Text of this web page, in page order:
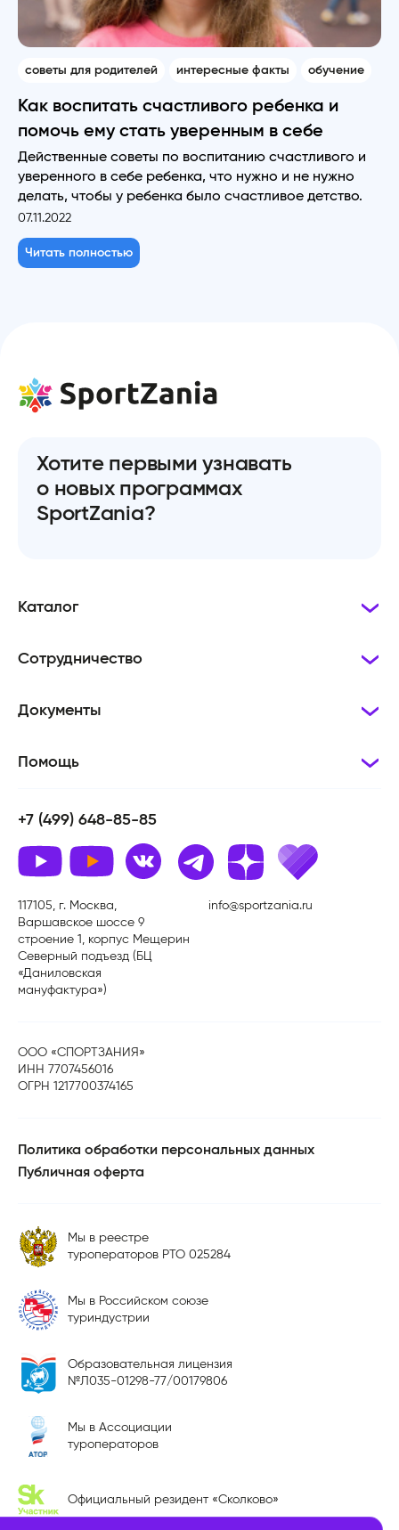
советы для родителей интересные факты обучение
Как воспитать счастливого ребенка и
помочь ему стать уверенным в себе
Действенные советы по воспитанию счастливого и
уверенного в себе ребенка, что нужно и не нужно
делать, чтобы у ребенка было счастливое детство.
07.11.2022
Читать полностью
Хотите первыми узнавать
о новых программах
SportZania?
Каталог
Сотрудничество
Документы
Помощь
+7 (499) 648-85-85
117105, г. Москва,
Варшавское шоссе 9
строение 1, корпус Мещерин
Северный подъезд (БЦ
«Даниловская
мануфактура»)
info@sportzania.ru
ООО «СПОРТЗАНИЯ»
ИНН 7707456016
ОГРН 1217700374165
Политика обработки персональных данных
Публичная оферта
Мы в реестре
туроператоров РТО 025284
Мы в Российском союзе
туриндустрии
Образовательная лицензия
№Л035-01298-77/00179806
Мы в Ассоциации
туроператоров
Официальный резидент «Сколково»